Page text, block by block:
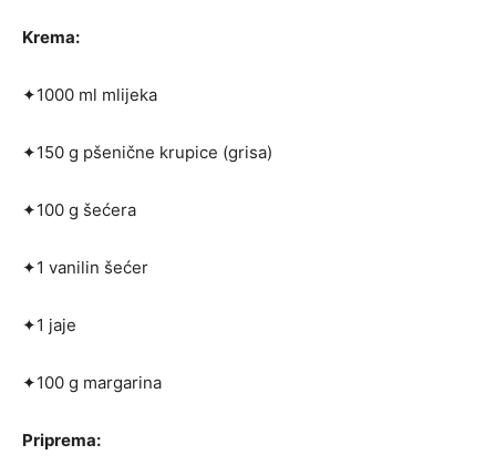
Krema:
✦1000 ml mlijeka
✦150 g pšenične krupice (grisa)
✦100 g šećera
✦1 vanilin šećer
✦1 jaje
✦100 g margarina
Priprema: